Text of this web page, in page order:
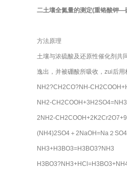
二土壤全氮量的测定(重铬酸钾—
方法原理
土壤与浓硫酸及还原性催化剂共
逸出，并被硼酸所吸收，zui后用
NH2?CH2CO?NH-
NH2-
2NH2-
(NH4)2SO4＋2NaOH=Na２
NH3+H3BO3=H3BO3?NH3